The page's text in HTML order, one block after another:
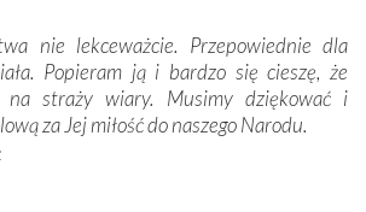
z serdeczną otwartością
Podziwialiśmy ich ludową sztukę i
nasze kraje są od siebie bardzo
sposób nie czuliśmy się obco.
sama Matka Boża, ale też
biorąca swój początek w naszej
nie lekceważcie. Przepowiednie dla
Popieram ją i bardzo się cieszę, że
na straży wiary. Musimy dziękować i
za Jej miłość do naszego Narodu.